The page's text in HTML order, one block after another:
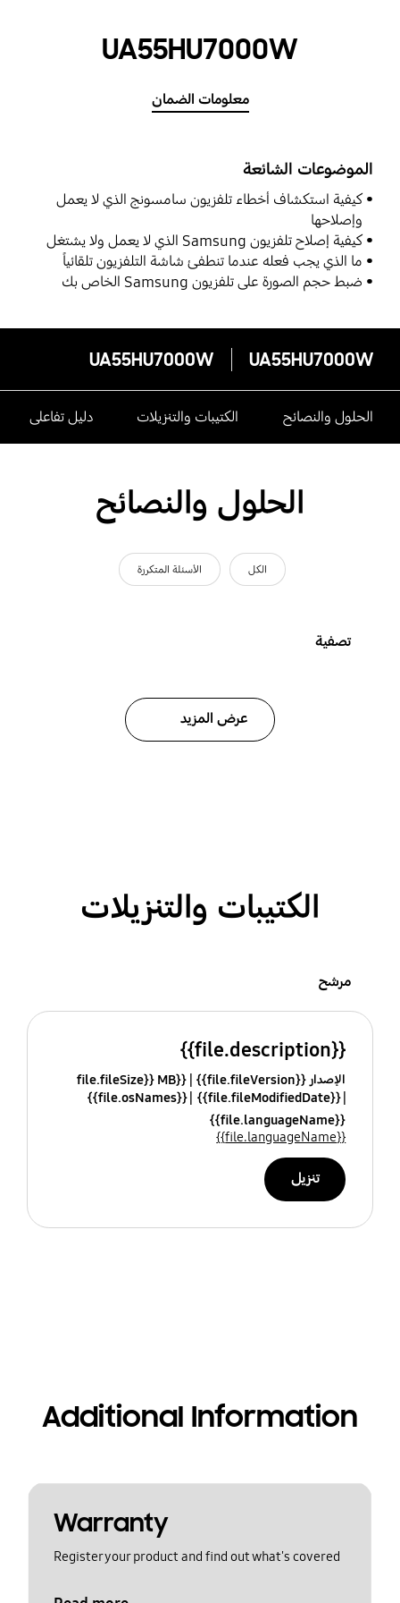
UA55HU7000W
معلومات الضمان
الموضوعات الشائعة
كيفية استكشاف أخطاء تلفزيون سامسونج الذي لا يعمل
وإصلاحها
كيفية إصلاح تلفزيون Samsung الذي لا يعمل ولا يشتغل
ما الذي يجب فعله عندما تنطفئ شاشة التلفزيون تلقائياً
ضبط حجم الصورة على تلفزيون Samsung الخاص بك
UA55HU7000W
UA55HU7000W
الحلول والنصائح الكتيبات والتنزيلات دليل تفاعلى
الحلول والنصائح
الكل الأسئلة المتكررة
تصفية
عرض المزيد
الكتيبات والتنزيلات
مرشح
{{file.description}}
الإصدار {{file.fileVersion}}
{{file.fileSize}} MB
{{file.fileModifiedDate}}
{{file.osNames}}
{{file.languageName}}
{{file.languageName}}
تنزيل
Additional Information
Warranty
Register your product and find out what's covered